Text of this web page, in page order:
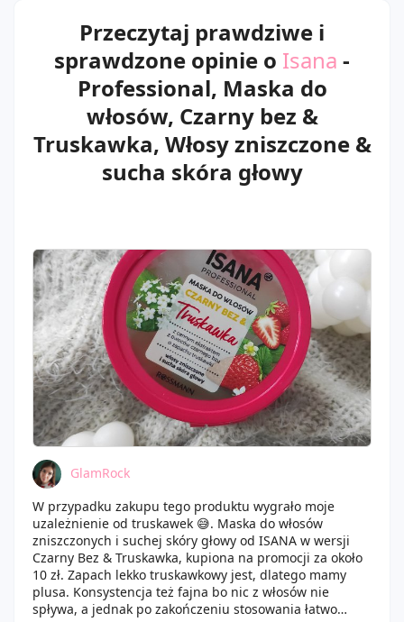
Przeczytaj prawdziwe i
sprawdzone opinie o Isana -
Professional, Maska do
włosów, Czarny bez &
Truskawka, Włosy zniszczone &
sucha skóra głowy
GlamRock
W przypadku zakupu tego produktu wygrało moje
uzależnienie od truskawek 😅. Maska do włosów
zniszczonych i suchej skóry głowy od ISANA w wersji
Czarny Bez & Truskawka, kupiona na promocji za około
10 zł. Zapach lekko truskawkowy jest, dlatego mamy
plusa. Konsystencja też fajna bo nic z włosów nie
spływa, a jednak po zakończeniu stosowania łatwo